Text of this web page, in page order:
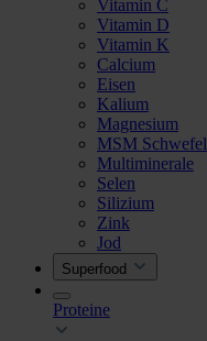
Vitamin C
Vitamin D
Vitamin K
Calcium
Eisen
Kalium
Magnesium
MSM Schwefel
Multiminerale
Selen
Silizium
Zink
Jod
Superfood
Proteine